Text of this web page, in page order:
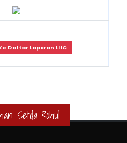
Daftar Laporan LHC
Setda Rohul